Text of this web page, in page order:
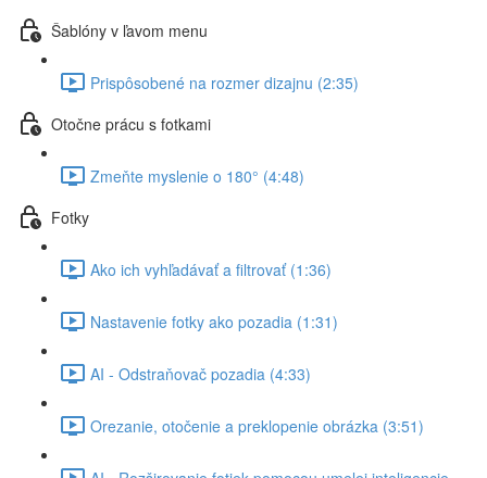
Šablóny v ľavom menu
Prispôsobené na rozmer dizajnu (2:35)
Otočne prácu s fotkami
Zmeňte myslenie o 180° (4:48)
Fotky
Ako ich vyhľadávať a filtrovať (1:36)
Nastavenie fotky ako pozadia (1:31)
AI - Odstraňovač pozadia (4:33)
Orezanie, otočenie a preklopenie obrázka (3:51)